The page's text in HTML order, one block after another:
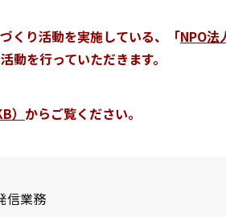
くり活動を実施している、「NPO法
動を行っていただきます。
） からご覧ください。
信業務